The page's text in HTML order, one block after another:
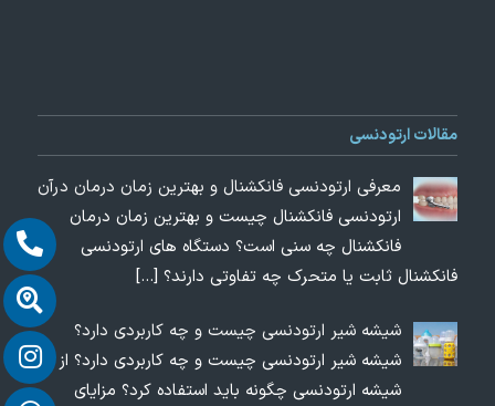
مقالات ارتودنسی
معرفی ارتودنسی فانکشنال و بهترین زمان درمان درآن
ارتودنسی فانکشنال چیست و بهترین زمان درمان
فانکشنال چه سنی است؟ دستگاه های ارتودنسی
فانکشنال ثابت یا متحرک چه تفاوتی دارند؟[…]
شیشه شیر ارتودنسی چیست و چه کاربردی دارد؟
شیشه شیر ارتودنسی چیست و چه کاربردی دارد؟ از
شیشه ارتودنسی چگونه باید استفاده کرد؟ مزایای